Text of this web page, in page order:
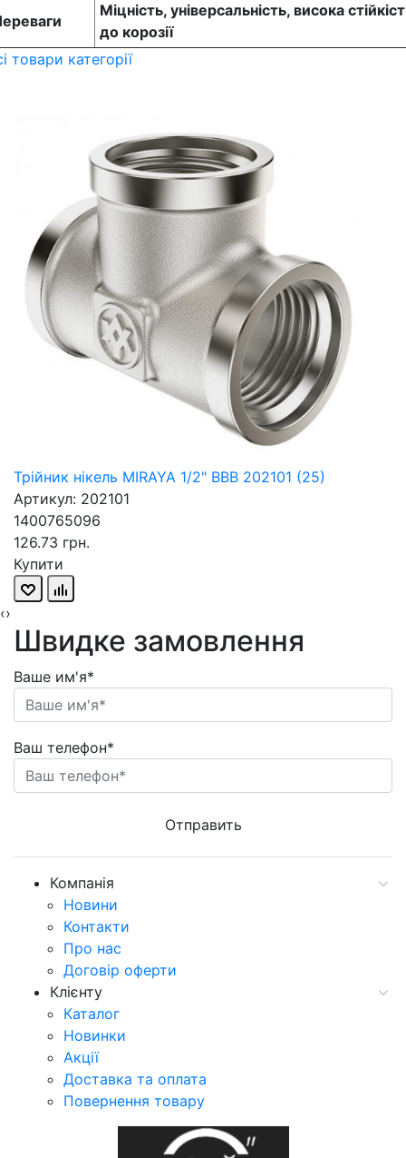
Міцність, універсальність, висока
до корозії
товари категорії
Трійник нікель MIRAYA 1/2" ВВВ 202101 (25)
Артикул: 202101
1400765096
126.73 грн.
Купити
‹›
Швидке замовлення
Ваше им'я*
Ваш телефон*
Компанія
Новини
Контакти
Про нас
Договір оферти
Клієнту
Каталог
Новинки
Акції
Доставка та оплата
Повернення товару